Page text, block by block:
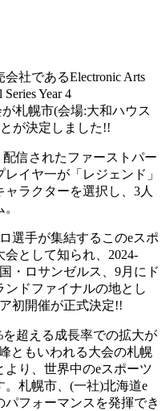
社であるElectronic Arts
Year 4
札幌市(会場:大和ハウス
が決定しました!!
配信されたファーストパー
イヤ一が「レジェンド」
ラクターを選択し、3人
選手が集結するこのeスポ
として知られ、2024-
・ロサンゼルス、9月にド
ドファイナルの地とし
初開催が正式決定!!
超える成長率での拡大が
ともいわれる大会の札幌
り、世界中のeスポーツ
札幌市、(一社)北海道e
フォーマンスを発揮でき